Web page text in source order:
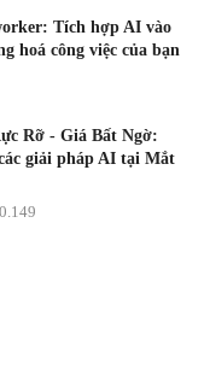
Tích hợp AI vào
hoá công việc của bạn
Rỡ - Giá Bất Ngờ:
giải pháp AI tại Mắt